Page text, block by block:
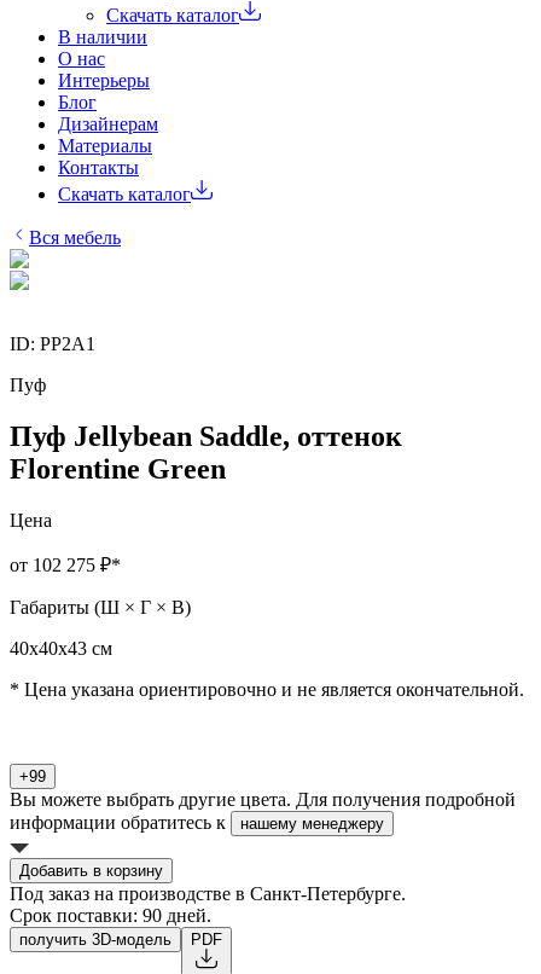
Скачать каталог
В наличии
О нас
Интерьеры
Блог
Дизайнерам
Материалы
Контакты
Скачать каталог
Вся мебель
ID: PP2A1
Пуф
Пуф Jellybean Saddle, оттенок
Florentine Green
Цена
от 102 275 ₽*
Габариты (Ш × Г × В)
40х40х43 см
* Цена указана ориентировочно и не является окончательной.
+99
Вы можете выбрать другие цвета. Для получения подробной
информации обратитесь к
нашему менеджеру
Добавить в корзину
Под заказ на производстве в Санкт-Петербурге.
Срок поставки: 90 дней.
получить 3D-модель PDF